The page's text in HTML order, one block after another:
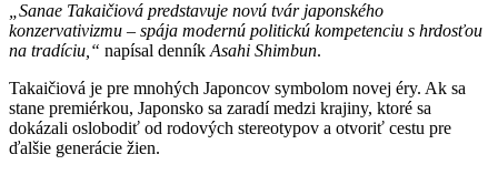
„Sanae Takaičiová predstavuje novú tvár japonského
konzervativizmu – spája modernú politickú kompetenciu s hrdosťou
na tradíciu,“ napísal denník Asahi Shimbun.
Takaičiová je pre mnohých Japoncov symbolom novej éry. Ak sa
stane premiérkou, Japonsko sa zaradí medzi krajiny, ktoré sa
dokázali oslobodiť od rodových stereotypov a otvoriť cestu pre
ďalšie generácie žien.